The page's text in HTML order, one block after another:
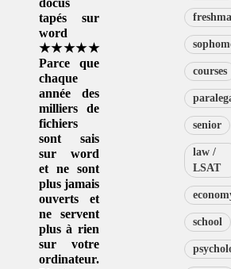
tapés sur
word
★★★★★
Parce que
chaque
année des
milliers de
fichiers
sont sais
sur word
et ne sont
plus jamais
ouverts et
ne servent
plus à rien
sur votre
ordinateur.
courses
senior
law /
LSAT
school